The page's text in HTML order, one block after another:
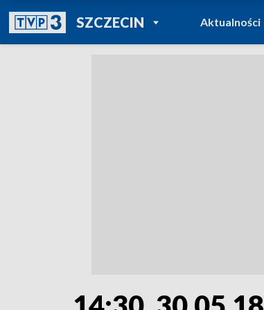
SZCZECINPOWRÓT DO
TVP REGIONY
Aktualności